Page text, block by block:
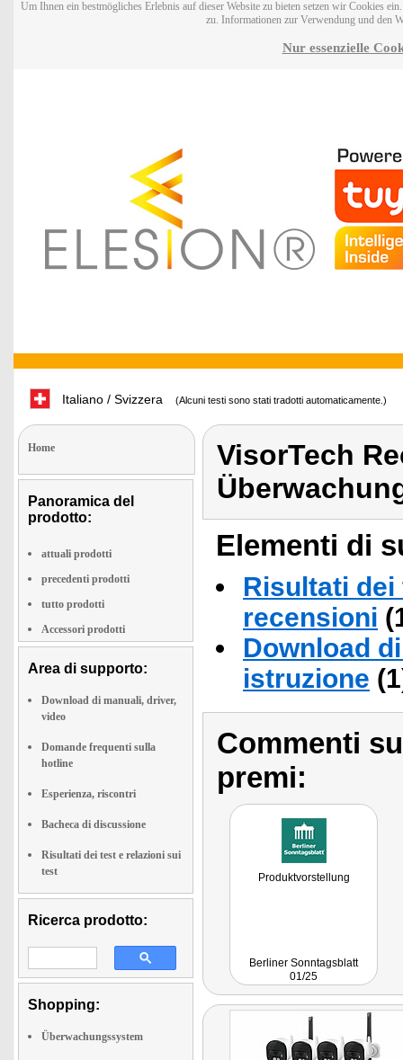
Um Ihnen ein bestmögliches Erlebnis auf dieser Website zu bieten setzen wir Cookies
zu. Informationen zur Verwendung und den
Nur essenzielle
Italiano / Svizzera (Alcuni testi sono stati tradotti automaticamente.)
Home
Panoramica del
prodotto:
attuali prodotti
precedenti prodotti
tutto prodotti
Accessori prodotti
Area di supporto:
Download di manuali, driver,
video
Domande frequenti sulla
hotline
Esperienza, riscontri
Bacheca di discussione
Risultati dei test e relazioni sui
test
Ricerca prodotto:
Shopping:
Überwachungssystem
VisorTech
Elementi di
Risultati
recensioni
Download
istruzione
Commenti
premi:
Produktvorstellung
Berliner Sonntagsblatt
01/25